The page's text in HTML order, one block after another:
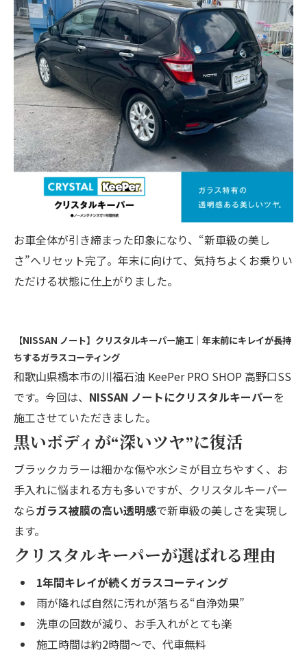
お車全体が引き締まった印象になり、“新車級の美し
さ”へリセット完了。年末に向けて、気持ちよくお乗りい
ただける状態に仕上がりました。
【NISSAN ノート】クリスタルキーパー施工｜年末前にキレイが長持
ちするガラスコーティング
和歌山県橋本市の川福石油 KeePer PRO SHOP 高野口SS
です。今回は、 NISSAN ノートにクリスタルキーパーを
施工させていただきました。
黒いボディが“深いツヤ”に復活
ブラックカラーは細かな傷や水シミが目立ちやすく、お
手入れに悩まれる方も多いですが、クリスタルキーパー
ならガラス被膜の高い透明感で新車級の美しさを実現し
ます。
クリスタルキーパーが選ばれる理由
1年間キレイが続くガラスコーティング
雨が降れば自然に汚れが落ちる“自浄効果”
洗車の回数が減り、お手入れがとても楽
施工時間は約2時間〜で、代車無料